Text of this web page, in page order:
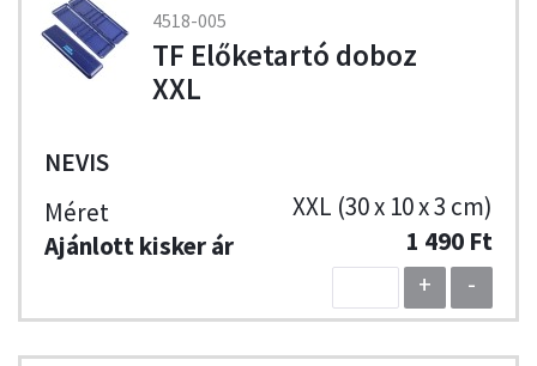
4518-005
TF Előketartó doboz
XXL
NEVIS
XXL (30 x 10 x 3 cm)
1 490 Ft
+
-